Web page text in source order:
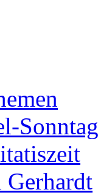
Sonntag
Gerhardt